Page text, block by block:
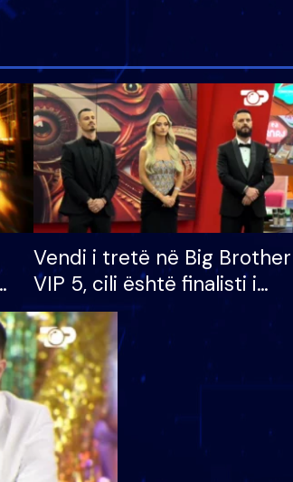
Vendi i tretë në Big Brother
VIP 5, cili është finalisti i
radhës që lë shtëpinë